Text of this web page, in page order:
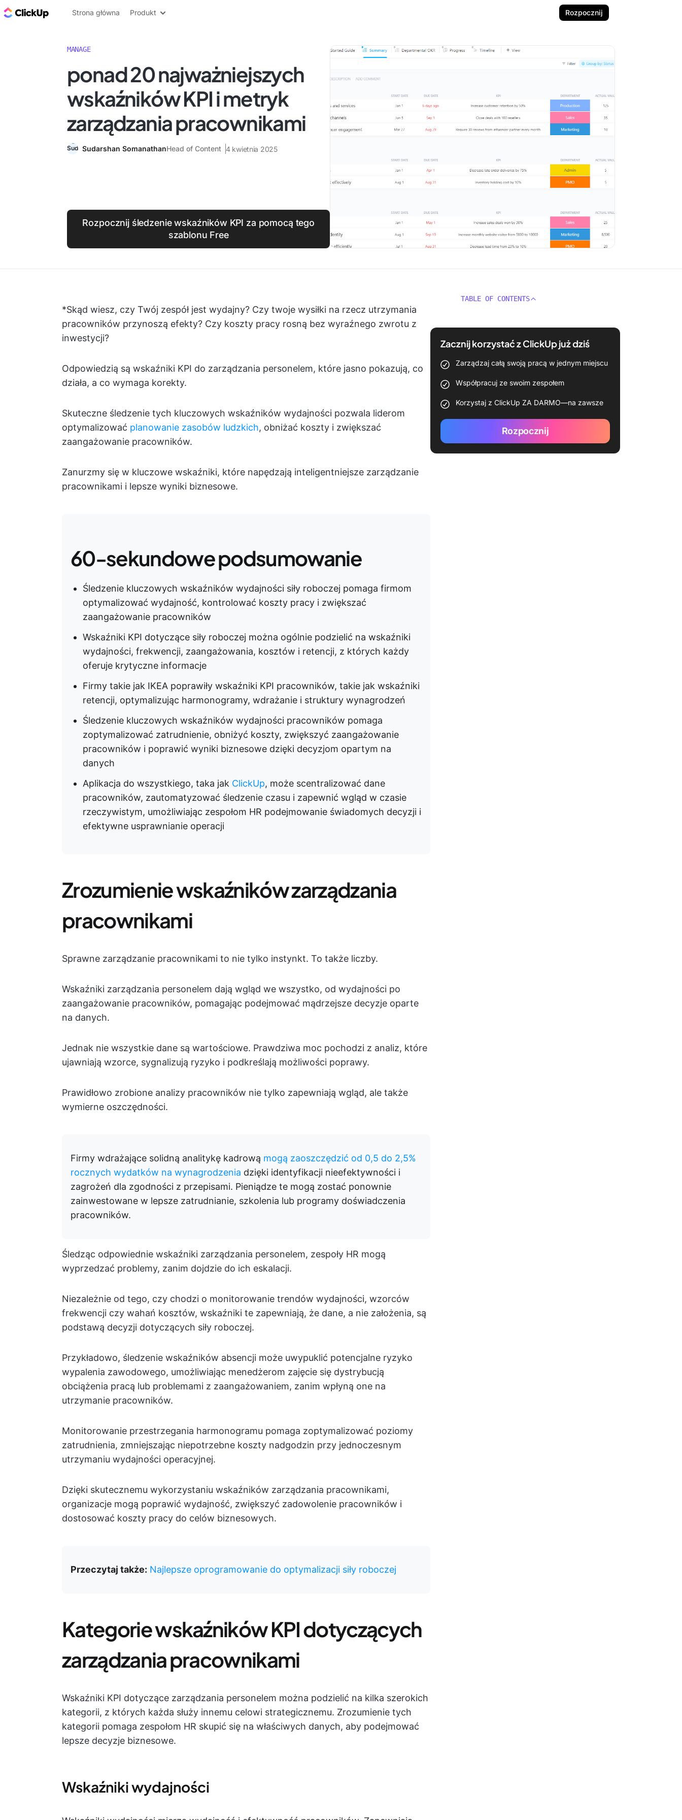
ClickUp Blog
Strona główna Produkt Rozpocznij
MANAGE
ponad 20 najważniejszych
wskaźników KPI i metryk
zarządzania pracownikami
Sudarshan SomanathanHead of Content 4 kwietnia 2025
Rozpocznij śledzenie wskaźników KPI za pomocą tego
szablonu Free
*Skąd wiesz, czy Twój zespół jest wydajny? Czy twoje wysiłki na rzecz utrzymania
pracowników przynoszą efekty? Czy koszty pracy rosną bez wyraźnego zwrotu z
inwestycji?
Odpowiedzią są wskaźniki KPI do zarządzania personelem, które jasno pokazują, co
działa, a co wymaga korekty.
Skuteczne śledzenie tych kluczowych wskaźników wydajności pozwala liderom
optymalizować planowanie zasobów ludzkich, obniżać koszty i zwiększać
zaangażowanie pracowników.
Zanurzmy się w kluczowe wskaźniki, które napędzają inteligentniejsze zarządzanie
pracownikami i lepsze wyniki biznesowe.
60-sekundowe podsumowanie
Śledzenie kluczowych wskaźników wydajności siły roboczej pomaga firmom
optymalizować wydajność, kontrolować koszty pracy i zwiększać
zaangażowanie pracowników
Wskaźniki KPI dotyczące siły roboczej można ogólnie podzielić na wskaźniki
wydajności, frekwencji, zaangażowania, kosztów i retencji, z których każdy
oferuje krytyczne informacje
Firmy takie jak IKEA poprawiły wskaźniki KPI pracowników, takie jak wskaźniki
retencji, optymalizując harmonogramy, wdrażanie i struktury wynagrodzeń
Śledzenie kluczowych wskaźników wydajności pracowników pomaga
zoptymalizować zatrudnienie, obniżyć koszty, zwiększyć zaangażowanie
pracowników i poprawić wyniki biznesowe dzięki decyzjom opartym na
danych
Aplikacja do wszystkiego, taka jak ClickUp, może scentralizować dane
pracowników, zautomatyzować śledzenie czasu i zapewnić wgląd w czasie
rzeczywistym, umożliwiając zespołom HR podejmowanie świadomych decyzji i
efektywne usprawnianie operacji
Zrozumienie wskaźników zarządzania
pracownikami
Sprawne zarządzanie pracownikami to nie tylko instynkt. To także liczby.
Wskaźniki zarządzania personelem dają wgląd we wszystko, od wydajności po
zaangażowanie pracowników, pomagając podejmować mądrzejsze decyzje oparte
na danych.
Jednak nie wszystkie dane są wartościowe. Prawdziwa moc pochodzi z analiz, które
ujawniają wzorce, sygnalizują ryzyko i podkreślają możliwości poprawy.
Prawidłowo zrobione analizy pracowników nie tylko zapewniają wgląd, ale także
wymierne oszczędności.
Firmy wdrażające solidną analitykę kadrową mogą zaoszczędzić od 0,5 do 2,5%
rocznych wydatków na wynagrodzenia dzięki identyfikacji nieefektywności i
zagrożeń dla zgodności z przepisami. Pieniądze te mogą zostać ponownie
zainwestowane w lepsze zatrudnianie, szkolenia lub programy doświadczenia
pracowników.
Śledząc odpowiednie wskaźniki zarządzania personelem, zespoły HR mogą
wyprzedzać problemy, zanim dojdzie do ich eskalacji.
Niezależnie od tego, czy chodzi o monitorowanie trendów wydajności, wzorców
frekwencji czy wahań kosztów, wskaźniki te zapewniają, że dane, a nie założenia, są
podstawą decyzji dotyczących siły roboczej.
Przykładowo, śledzenie wskaźników absencji może uwypuklić potencjalne ryzyko
wypalenia zawodowego, umożliwiając menedżerom zajęcie się dystrybucją
obciążenia pracą lub problemami z zaangażowaniem, zanim wpłyną one na
utrzymanie pracowników.
Monitorowanie przestrzegania harmonogramu pomaga zoptymalizować poziomy
zatrudnienia, zmniejszając niepotrzebne koszty nadgodzin przy jednoczesnym
utrzymaniu wydajności operacyjnej.
Dzięki skutecznemu wykorzystaniu wskaźników zarządzania pracownikami,
organizacje mogą poprawić wydajność, zwiększyć zadowolenie pracowników i
dostosować koszty pracy do celów biznesowych.
Przeczytaj także: Najlepsze oprogramowanie do optymalizacji siły roboczej
Kategorie wskaźników KPI dotyczących
zarządzania pracownikami
Wskaźniki KPI dotyczące zarządzania personelem można podzielić na kilka szerokich
kategorii, z których każda służy innemu celowi strategicznemu. Zrozumienie tych
kategorii pomaga zespołom HR skupić się na właściwych danych, aby podejmować
lepsze decyzje biznesowe.
Wskaźniki wydajności
TABLE OF CONTENTS
Zacznij korzystać z ClickUp już dziś
Zarządzaj całą swoją pracą w jednym miejscu
Współpracuj ze swoim zespołem
Korzystaj z ClickUp ZA DARMO—na zawsze
Rozpocznij